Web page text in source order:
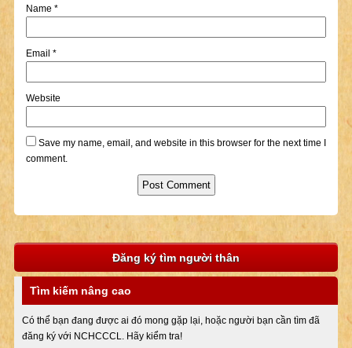
Name *
Email *
Website
Save my name, email, and website in this browser for the next time I
comment.
Đăng ký tìm người thân
Tìm kiếm nâng cao
Có thể bạn đang được ai đó mong gặp lại, hoặc người bạn cần tìm đã
đăng ký với NCHCCCL. Hãy kiểm tra!